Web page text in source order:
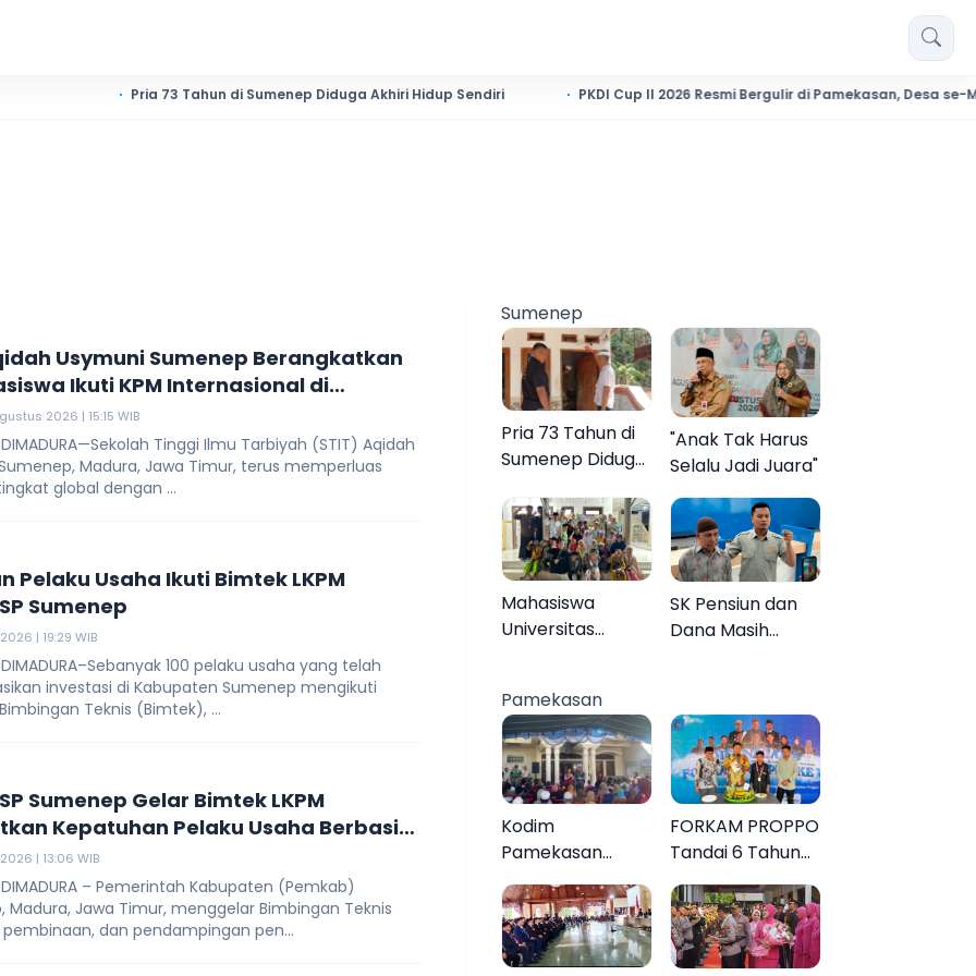
Pria 73 Tahun di Sumenep Diduga Akhiri Hidup Sendiri PKDI Cup II 2026 Resmi Bergulir di Pamekasan, Desa se-Madura
Usymuni Sumenep Berangkatkan
Ikuti KPM Internasional di
2026 | 15:15 WIB
DIMADURA—Sekolah Tinggi Ilmu Tarbiyah (STIT) Aqidah
Madura, Jawa Timur, terus memperluas
global dengan ...
Pelaku Usaha Ikuti Bimtek LKPM
Sumenep
| 19:29 WIB
DIMADURA–Sebanyak 100 pelaku usaha yang telah
investasi di Kabupaten Sumenep mengikuti
Teknis (Bimtek), ...
Sumenep Gelar Bimtek LKPM
Kepatuhan Pelaku Usaha Berbasis
| 13:06 WIB
DIMADURA – Pemerintah Kabupaten (Pemkab)
Madura, Jawa Timur, menggelar Bimbingan Teknis
dan pendampingan pen...
Sumenep
Pria 73 Tahun di
Sumenep Diduga
Sendiri
"Anak Tak Harus
Selalu Jadi Juara"
Mahasiswa
Universitas
MENARA di Desa
Dapenda
SK Pensiun dan
Dana Masih
Tagih Janji BRI
Sumenep
Pamekasan
Kodim
Pamekasan
Tuntaskan
Operasi Katarak
Gratis, 160 Warga
Kembali Melihat
FORKAM PROPPO
Tandai 6 Tahun
Perjalanan
dengan
Peluncuran Mars,
Hymne, dan Buku